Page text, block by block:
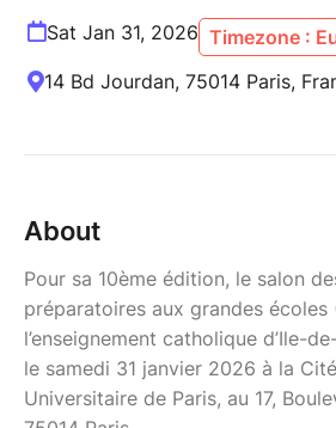
Sat Jan 31, 2026 Timezone :
14 Bd Jourdan, 75014 Paris,
About
Pour sa 10ème édition, le salon
préparatoires aux grandes écoles
l’enseignement catholique d’Ile-
le samedi 31 janvier 2026 à la
Universitaire de Paris, au 17,